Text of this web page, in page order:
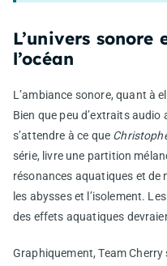
L’univers
l’océan
L’ambiance sonore, quant à
Bien que peu d’extraits
s’attendre à ce que
série, livre une partition
résonances aquatiques et de
les abysses et l’isolement.
des effets aquatiques
Graphiquement, Team